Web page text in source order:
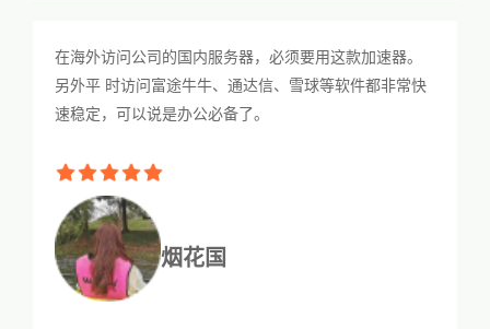
在海外访问公司的国内服务器，必须要用这款加速器。
另外平 时访问富途牛牛、通达信、雪球等软件都非常快
速稳定，可以说是办公必备了。
烟花国